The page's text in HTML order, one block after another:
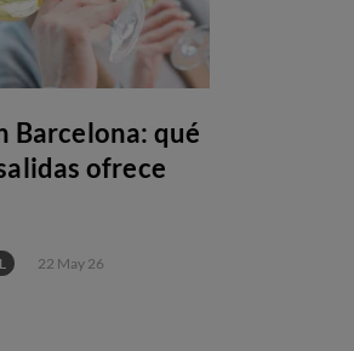
Barcelona: qué
ofrece
22 May 26